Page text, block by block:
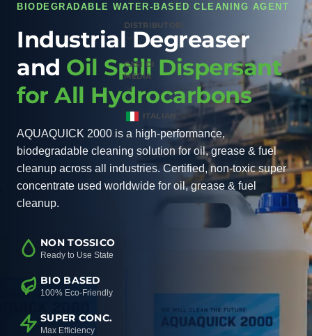
DISTRIBUTORI
CASI DI
MEDIA
ITALIAN
BIODEGRADABLE WATER-BASED CLEANING AGENT
Industrial Degreaser
and Oil Spill Dispersant
for All Hydrocarbons
AQUAQUICK 2000 is a high-performance,
biodegradable cleaning solution for oil, grease & fuel
cleanup across all industries. Certified, non-toxic super
concentrate used worldwide for oil, grease & fuel
cleanup.
NON TOSSICO
Ready to Use State
BIO BASED
100% Eco-Friendly
SUPER CONC.
Max Efficiency